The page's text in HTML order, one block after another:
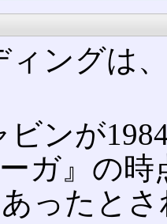
ィングは
ビンが
ガ』の
あったと